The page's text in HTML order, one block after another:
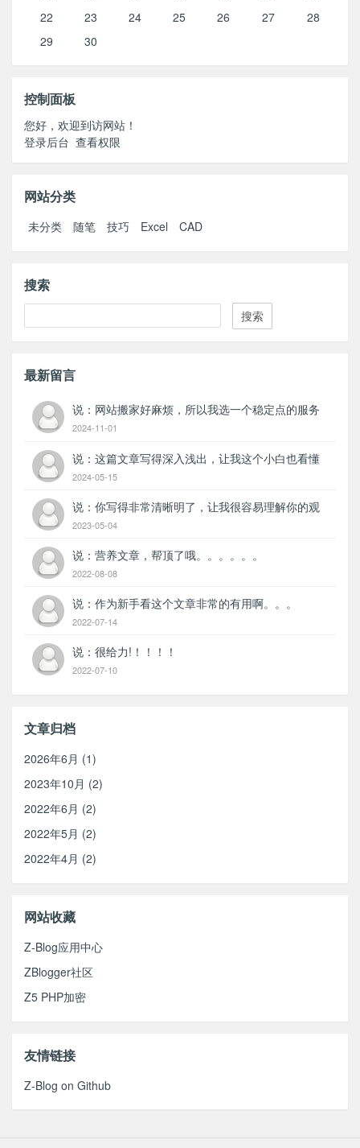
22
23 24 25 26 27
28
29
30
控制面板
您好，欢迎到访网站！
登录后台 查看权限
网站分类
未分类 随笔 技巧 Excel CAD
搜索
最新留言
说：网站搬家好麻烦，所以我选一个稳定点的服务
器，一直续费！
2024-11-01
说：这篇文章写得深入浅出，让我这个小白也看懂
了！
2024-05-15
说：你写得非常清晰明了，让我很容易理解你的观
点。
2023-05-04
说：营养文章，帮顶了哦。。。。。。
2022-08-08
说：作为新手看这个文章非常的有用啊。。。
2022-07-14
说：很给力!！！！！
2022-07-10
文章归档
2026年6月 (1)
2023年10月 (2)
2022年6月 (2)
2022年5月 (2)
2022年4月 (2)
网站收藏
Z-Blog应用中心
ZBlogger社区
Z5 PHP加密
友情链接
Z-Blog on Github